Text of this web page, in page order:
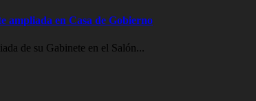
ampliada en Casa de Gobierno
de su Gabinete en el Salón...